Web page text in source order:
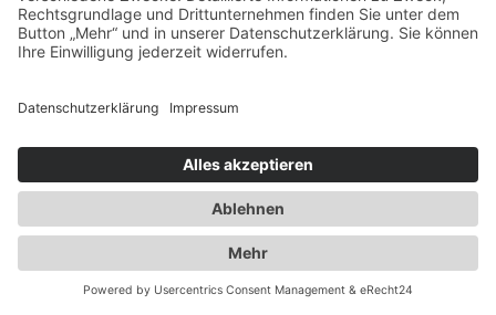
2015
50 Jahre Erfolgsgeschichte. Die Spedition
2016
Erweiterung der Lagerfläche auf knapp
18000 qm
Implementierung eines